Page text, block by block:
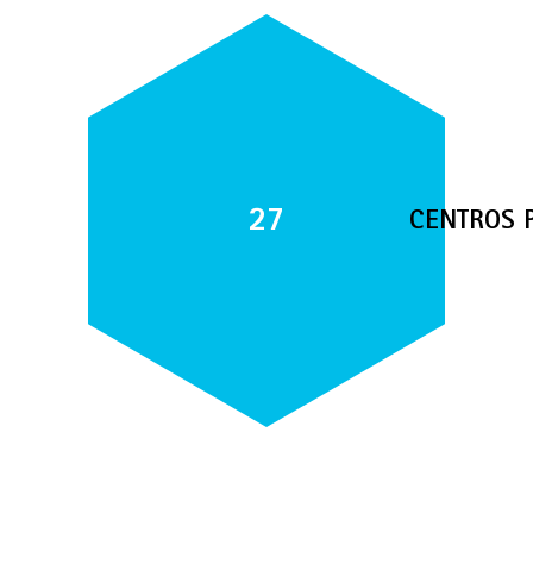
27 CENTROS